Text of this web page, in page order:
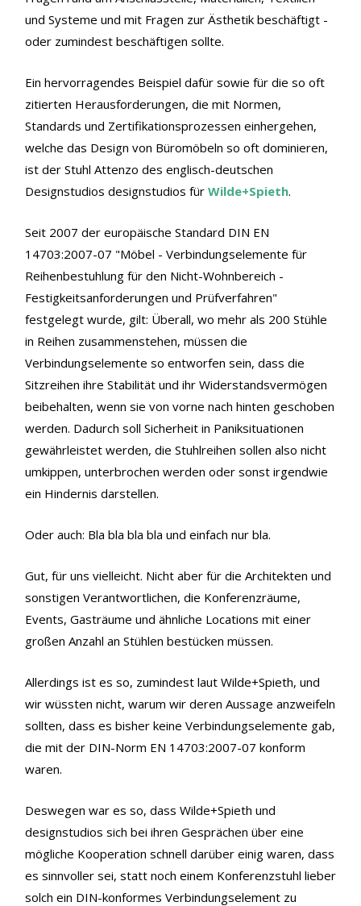
und Systeme und mit Fragen zur Ästhetik beschäftigt -
oder zumindest beschäftigen sollte.
Ein hervorragendes Beispiel dafür sowie für die so oft
zitierten Herausforderungen, die mit Normen,
Standards und Zertifikationsprozessen einhergehen,
welche das Design von Büromöbeln so oft dominieren,
ist der Stuhl Attenzo des englisch-deutschen
Designstudios designstudios für Wilde+Spieth.
Seit 2007 der europäische Standard DIN EN
14703:2007-07 "Möbel - Verbindungselemente für
Reihenbestuhlung für den Nicht-Wohnbereich -
Festigkeitsanforderungen und Prüfverfahren"
festgelegt wurde, gilt: Überall, wo mehr als 200 Stühle
in Reihen zusammenstehen, müssen die
Verbindungselemente so entworfen sein, dass die
Sitzreihen ihre Stabilität und ihr Widerstandsvermögen
beibehalten, wenn sie von vorne nach hinten geschoben
werden. Dadurch soll Sicherheit in Paniksituationen
gewährleistet werden, die Stuhlreihen sollen also nicht
umkippen, unterbrochen werden oder sonst irgendwie
ein Hindernis darstellen.
Oder auch: Bla bla bla bla und einfach nur bla.
Gut, für uns vielleicht. Nicht aber für die Architekten und
sonstigen Verantwortlichen, die Konferenzräume,
Events, Gasträume und ähnliche Locations mit einer
großen Anzahl an Stühlen bestücken müssen.
Allerdings ist es so, zumindest laut Wilde+Spieth, und
wir wüssten nicht, warum wir deren Aussage anzweifeln
sollten, dass es bisher keine Verbindungselemente gab,
die mit der DIN-Norm EN 14703:2007-07 konform
waren.
Deswegen war es so, dass Wilde+Spieth und
designstudios sich bei ihren Gesprächen über eine
mögliche Kooperation schnell darüber einig waren, dass
es sinnvoller sei, statt noch einem Konferenzstuhl lieber
solch ein DIN-konformes Verbindungselement zu